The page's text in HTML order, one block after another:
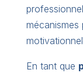
En tant que